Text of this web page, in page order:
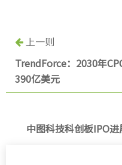
上一则
TrendForce：2030年
390亿美元
中图科技科创板IPO